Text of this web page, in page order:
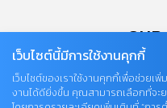
OUR
เว็บไซต์นี้มีการใช้งานคุกกี้
เว็บไซต์ของเราใช้งานคุกกี้เพื่อช่วยเ
งานได้ดียิ่งขึ้น คุณสามารถเลือกที่จะ